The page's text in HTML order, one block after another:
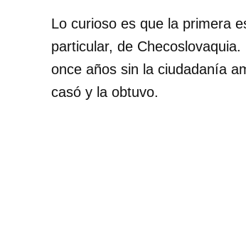
Lo curioso es que la primera
particular, de
once años sin la ciudadanía
casó y la obtuvo.